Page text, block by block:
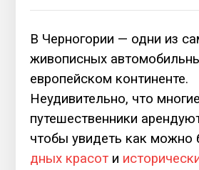
В Черногории — одни из
живописных
европейском континенте.
Неудивительно, что многие
путешественники
чтобы увидеть как можно
дных красот и